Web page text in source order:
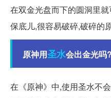
在双金光盘而下的圆洞里
保底儿,很容易破碎,破碎的
原神用圣水会出金光吗?
在《原神》中,使用圣水不